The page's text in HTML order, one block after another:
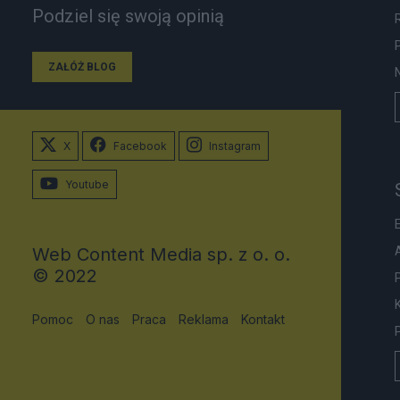
Podziel się swoją opinią
ZAŁÓŻ BLOG
X Facebook Instagram
Youtube
Web Content Media sp. z o. o.
© 2022
Pomoc O nas Praca Reklama Kontakt